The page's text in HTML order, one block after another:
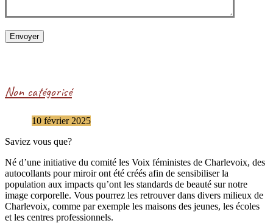
Envoyer
Non catégorisé
10 février 2025
Saviez vous que?
Né d’une initiative du comité les Voix féministes de Charlevoix, des
autocollants pour miroir ont été créés afin de sensibiliser la
population aux impacts qu’ont les standards de beauté sur notre
image corporelle. Vous pourrez les retrouver dans divers milieux de
Charlevoix, comme par exemple les maisons des jeunes, les écoles
et les centres professionnels.